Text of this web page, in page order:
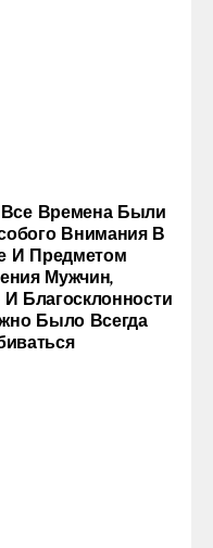
Времена Были
Внимания В
И Предметом
Мужчин,
Благосклонности
Было Всегда